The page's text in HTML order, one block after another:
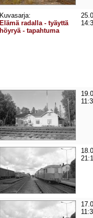
Kuvasarja:
Elämä radalla - tyäyttä
höyryä - tapahtuma